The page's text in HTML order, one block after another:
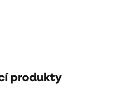
produkty